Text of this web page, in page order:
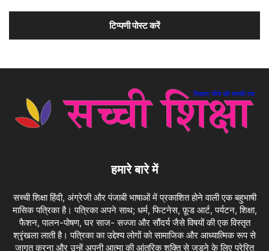
हमारे बारे में
सच्ची शिक्षा हिंदी, अंग्रेजी और पंजाबी भाषाओं में प्रकाशित होने वाली एक बहुभाषी
मासिक पत्रिका है। पत्रिका अपने साथ; धर्म, फिटनेस, फ़ूड आर्ट, पर्यटन, शिक्षा,
फैशन, पालन-पोषण, घर साज- सज्जा और सौंदर्य जैसे विषयों की एक विस्तृत
श्रृंखला लाती है। पत्रिका का उद्देश्य लोगों को सामाजिक और आध्यात्मिक रूप से
जागृत करना और उन्हें अपनी आत्मा की आंतरिक शक्ति से जुड़ने के लिए प्रेरित